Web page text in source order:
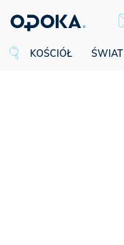
KOŚCIÓŁ ŚWIAT